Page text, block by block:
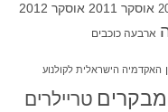
אוסקר 2011 אוסקר 2012
ארבעה כוכבים
האקדמיה הישראלית לקולנוע
טריילרים